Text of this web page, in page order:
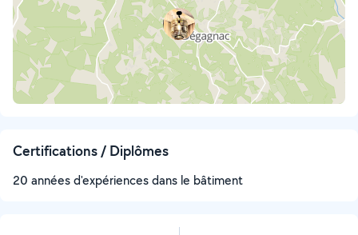
Certifications / Diplômes
20 années d'expériences dans le bâtiment